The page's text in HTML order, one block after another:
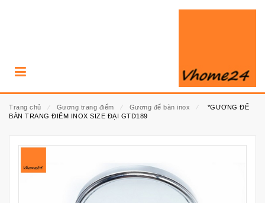
Trang chủ ⁄ Gương trang điểm ⁄ Gương để bàn inox ⁄
*GƯƠNG ĐỂ
BÀN TRANG ĐIỂM INOX SIZE ĐẠI GTD189